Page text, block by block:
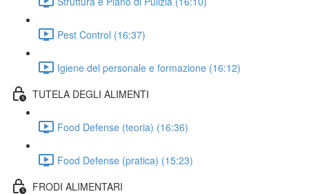
Pest Control (16:37)
Igiene del personale e formazione (16:12)
TUTELA DEGLI ALIMENTI
Food Defense (teoria) (16:36)
Food Defense (pratica) (15:23)
FRODI ALIMENTARI